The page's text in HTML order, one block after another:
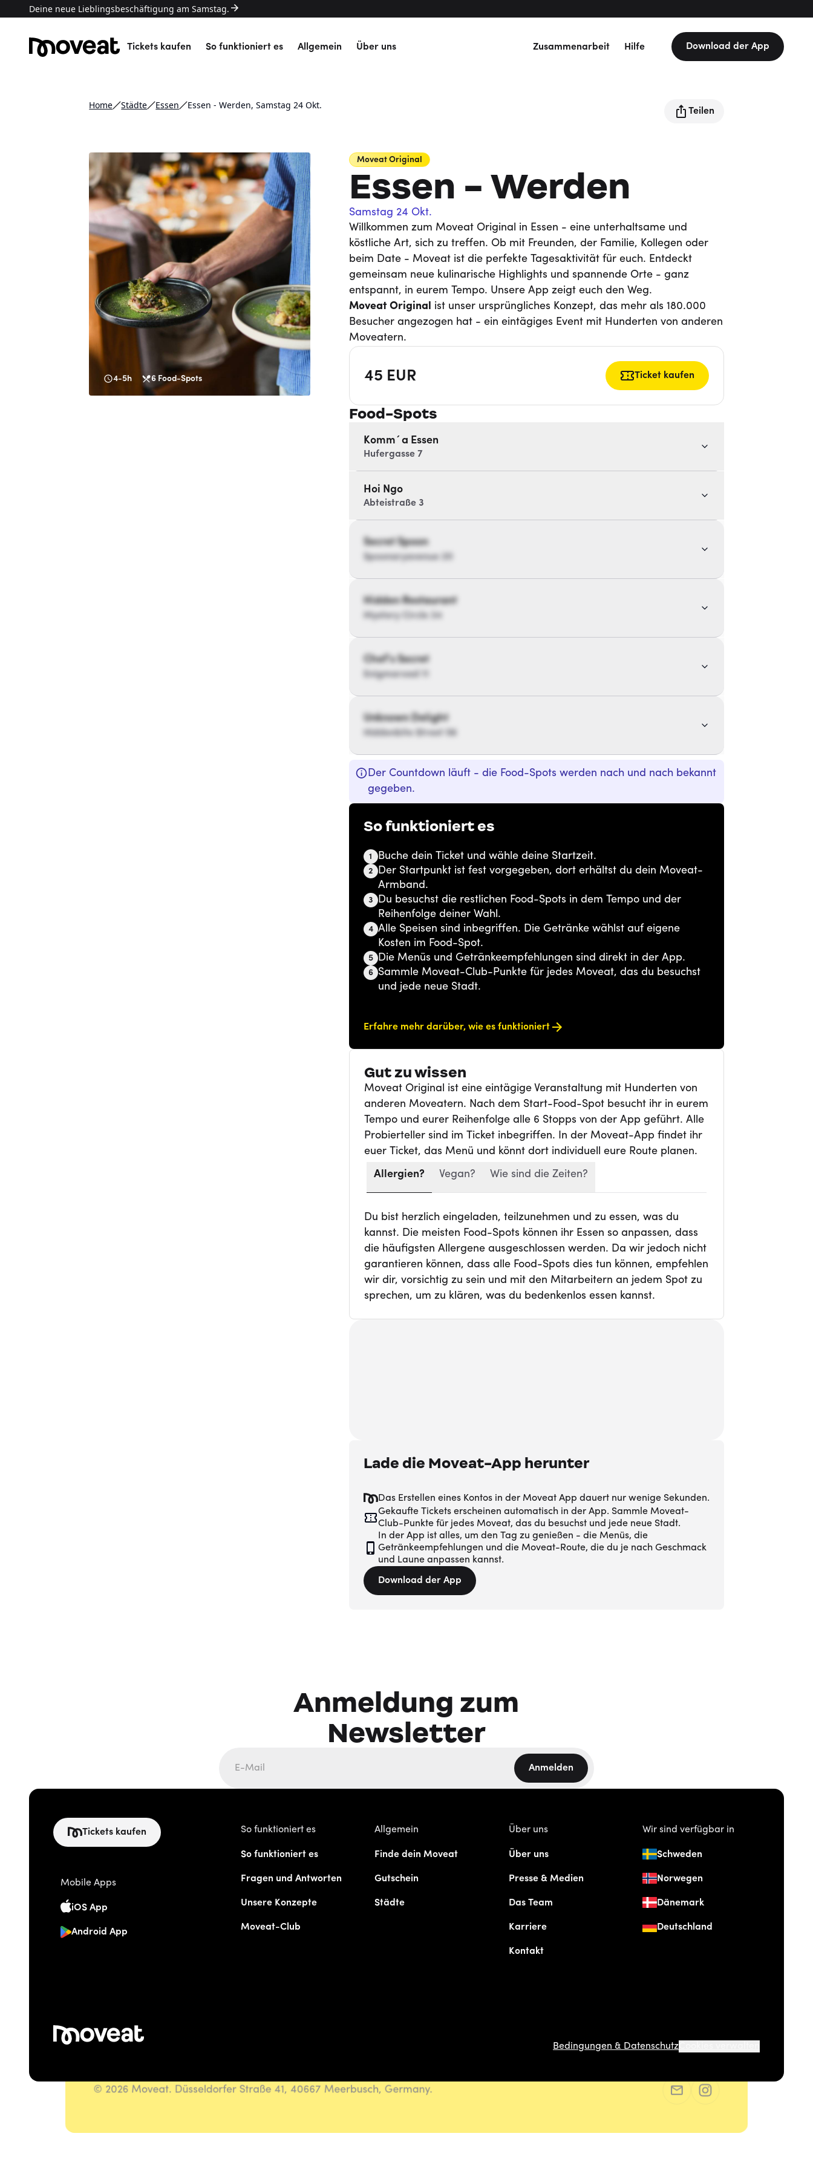
Deine neue Lieblingsbeschäftigung am Samstag.
Tickets kaufen So funktioniert es Allgemein Über uns Zusammenarbeit Hilfe Download der App
Home Städte Essen Essen - Werden, Samstag 24 Okt.
Teilen
4-5h 6 Food-Spots
Moveat Original
Essen - Werden
Samstag 24 Okt.
Willkommen zum Moveat Original in Essen - eine unterhaltsame und
köstliche Art, sich zu treffen. Ob mit Freunden, der Familie, Kollegen oder
beim Date - Moveat ist die perfekte Tagesaktivität für euch. Entdeckt
gemeinsam neue kulinarische Highlights und spannende Orte - ganz
entspannt, in eurem Tempo. Unsere App zeigt euch den Weg.
Moveat Original ist unser ursprüngliches Konzept, das mehr als 180.000
Besucher angezogen hat - ein eintägiges Event mit Hunderten von anderen
Moveatern.
45 EUR Ticket kaufen
Food-Spots
Komm´a Essen
Hufergasse 7
Hoi Ngo
Abteistraße 3
Secret Spoon
Spoonaryavenue 20
Hidden Restaurant
Mystery Circle 34
Chef’s Secret
Enigmaroad 11
Unknown Delight
Hiddenbite Street 56
Der Countdown läuft - die Food-Spots werden nach und nach bekannt
gegeben.
So funktioniert es
1 Buche dein Ticket und wähle deine Startzeit.
2 Der Startpunkt ist fest vorgegeben, dort erhältst du dein Moveat-
Armband.
3 Du besuchst die restlichen Food-Spots in dem Tempo und der
Reihenfolge deiner Wahl.
4 Alle Speisen sind inbegriffen. Die Getränke wählst auf eigene
Kosten im Food-Spot.
5 Die Menüs und Getränkeempfehlungen sind direkt in der App.
6 Sammle Moveat-Club-Punkte für jedes Moveat, das du besuchst
und jede neue Stadt.
Erfahre mehr darüber, wie es funktioniert
Gut zu wissen
Moveat Original ist eine eintägige Veranstaltung mit Hunderten von
anderen Moveatern. Nach dem Start-Food-Spot besucht ihr in eurem
Tempo und eurer Reihenfolge alle 6 Stopps von der App geführt. Alle
Probierteller sind im Ticket inbegriffen. In der Moveat-App findet ihr
euer Ticket, das Menü und könnt dort individuell eure Route planen.
Allergien?
Vegan? Wie sind die Zeiten?
Du bist herzlich eingeladen, teilzunehmen und zu essen, was du
kannst. Die meisten Food-Spots können ihr Essen so anpassen, dass
die häufigsten Allergene ausgeschlossen werden. Da wir jedoch nicht
garantieren können, dass alle Food-Spots dies tun können, empfehlen
wir dir, vorsichtig zu sein und mit den Mitarbeitern an jedem Spot zu
sprechen, um zu klären, was du bedenkenlos essen kannst.
Lade die Moveat-App herunter
Das Erstellen eines Kontos in der Moveat App dauert nur wenige Sekunden.
Gekaufte Tickets erscheinen automatisch in der App. Sammle Moveat-
Club-Punkte für jedes Moveat, das du besuchst und jede neue Stadt.
In der App ist alles, um den Tag zu genießen - die Menüs, die
Getränkeempfehlungen und die Moveat-Route, die du je nach Geschmack
und Laune anpassen kannst.
Download der App
Anmeldung zum
Newsletter
Anmelden
Tickets kaufen
Mobile Apps
iOS App
Android App
So funktioniert es
So funktioniert es
Fragen und Antworten
Unsere Konzepte
Moveat-Club
Allgemein
Finde dein Moveat
Gutschein
Städte
Über uns
Über uns
Presse & Medien
Das Team
Karriere
Kontakt
Wir sind verfügbar in
Schweden
Norwegen
Dänemark
Deutschland
Bedingungen & Datenschutz
© 2026 Moveat. Düsseldorfer Straße 41, 40667 Meerbusch, Germany.